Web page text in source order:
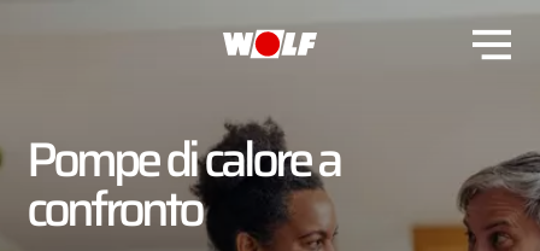
Pompe di calore a
confronto